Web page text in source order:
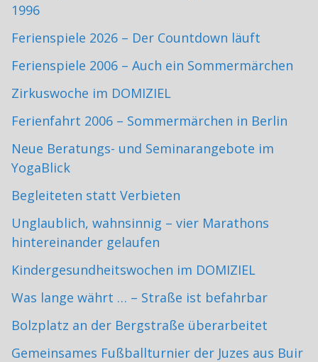
1996
Ferienspiele 2026 – Der Countdown läuft
Ferienspiele 2006 – Auch ein Sommermärchen
Zirkuswoche im DOMIZIEL
Ferienfahrt 2006 – Sommermärchen in Berlin
Neue Beratungs- und Seminarangebote im
YogaBlick
Begleiteten statt Verbieten
Unglaublich, wahnsinnig – vier Marathons
hintereinander gelaufen
Kindergesundheitswochen im DOMIZIEL
Was lange währt … – Straße ist befahrbar
Bolzplatz an der Bergstraße überarbeitet
Gemeinsames Fußballturnier der Juzes aus Buir